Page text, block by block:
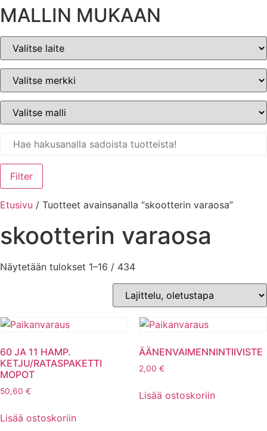
MALLIN MUKAAN
Filter
Etusivu / Tuotteet avainsanalla “skootterin varaosa”
skootterin varaosa
Näytetään tulokset 1–16 / 434
60 JA 11 HAMP.
KETJU/RATASPAKETTI
MOPOT
50,60 €
Lisää ostoskoriin
ÄÄNENVAIMENNINTIIVISTE
2,00 €
Lisää ostoskoriin